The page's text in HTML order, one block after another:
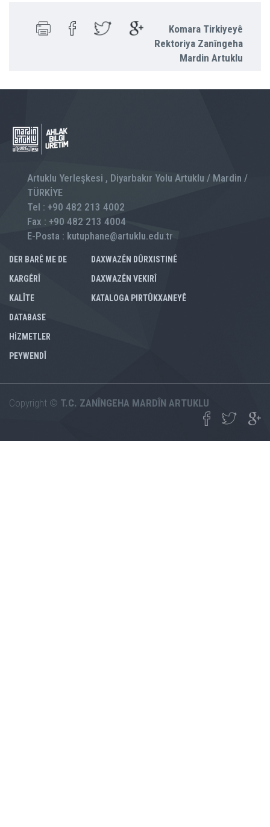
Komara Tirkiyeyê
Rektoriya Zanîngeha
Mardin Artuklu
Artuklu Yerleşkesi , Diyarbakır Yolu Artuklu / Mardin /
TÜRKİYE
Tel : +90 482 213 4002
Fax : +90 482 213 4004
E-Posta : kutuphane@artuklu.edu.tr
DER BARÊ ME DE
KARGÊRÎ
KALÎTE
DAXWAZÊN DÛRXISTINÊ
DAXWAZÊN VEKIRÎ
KATALOGA PIRTÛKXANEYÊ
DATABASE
HİZMETLER
PEYWENDÎ
Copyright © T.C. ZANÎNGEHA MARDÎN ARTUKLU